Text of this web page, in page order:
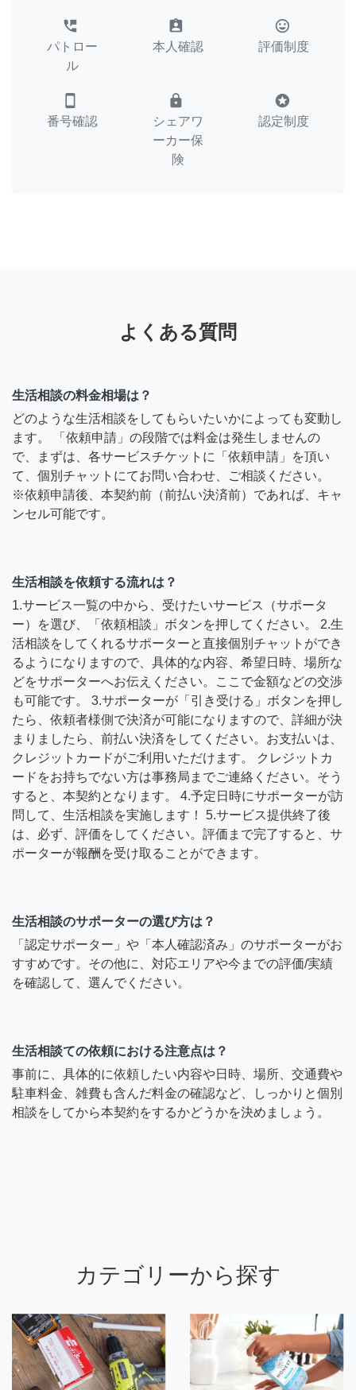
perm_phone_msg
パトロー
ル
assignment_ind
本人確認
tag_faces
評価制度
smartphone
番号確認
lock
シェアワ
ーカー保
険
stars
認定制度
よくある質問
生活相談の料金相場は？
どのような生活相談をしてもらいたいかによっても変動し
ます。 「依頼申請」の段階では料金は発生しませんの
で、まずは、各サービスチケットに「依頼申請」を頂い
て、個別チャットにてお問い合わせ、ご相談ください。
※依頼申請後、本契約前（前払い決済前）であれば、キャ
ンセル可能です。
生活相談を依頼する流れは？
1.サービス一覧の中から、受けたいサービス（サポータ
ー）を選び、「依頼相談」ボタンを押してください。 2.生
活相談をしてくれるサポーターと直接個別チャットができ
るようになりますので、具体的な内容、希望日時、場所な
どをサポーターへお伝えください。ここで金額などの交渉
も可能です。 3.サポーターが「引き受ける」ボタンを押し
たら、依頼者様側で決済が可能になりますので、詳細が決
まりましたら、前払い決済をしてください。お支払いは、
クレジットカードがご利用いただけます。 クレジットカ
ードをお持ちでない方は事務局までご連絡ください。そう
すると、本契約となります。 4.予定日時にサポーターが訪
問して、生活相談を実施します！ 5.サービス提供終了後
は、必ず、評価をしてください。評価まで完了すると、サ
ポーターが報酬を受け取ることができます。
生活相談のサポーターの選び方は？
「認定サポーター」や「本人確認済み」のサポーターがお
すすめです。その他に、対応エリアや今までの評価/実績
を確認して、選んでください。
生活相談ての依頼における注意点は？
事前に、具体的に依頼したい内容や日時、場所、交通費や
駐車料金、雑費も含んだ料金の確認など、しっかりと個別
相談をしてから本契約をするかどうかを決めましょう。
カテゴリーから探す